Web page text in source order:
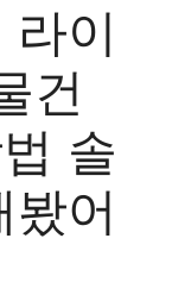
이
건
솔
어